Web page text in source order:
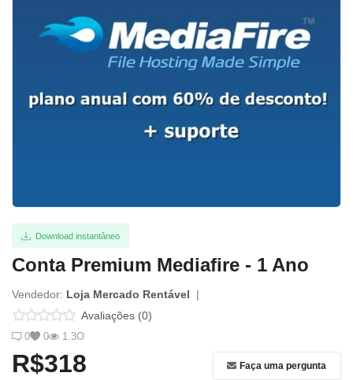
Início
Contato
Localização
Download instantâneo
Conta Premium Mediafire - 1 Ano
Vendedor: Loja Mercado Rentável
|
Avaliações (0)
0 0 1.3O
R$318 Faça uma pergunta